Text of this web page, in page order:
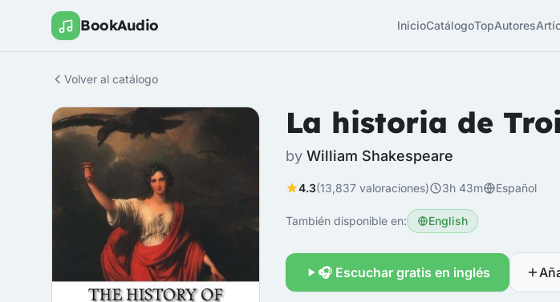
BookAudio InicioCatálogoTopAutores
Volver al catálogo
La historia de
by William Shakespeare
4.3(13,837 valoraciones) 3h 43m Español
También disponible en: English
🎧 Escuchar gratis en inglés